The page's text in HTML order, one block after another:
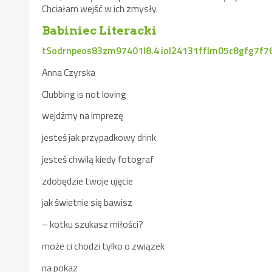
Chciałam wejść w ich zmysły.
Babiniec Literacki
tSodrnpeos83zm97401l8.4
Anna Czyrska
Clubbing is not loving
wejdźmy na imprezę
jesteś jak przypadkowy drink
jesteś chwilą kiedy fotograf
zdobędzie twoje ujęcie
jak świetnie się bawisz
– kotku szukasz miłości?
może ci chodzi tylko o związek
na pokaz